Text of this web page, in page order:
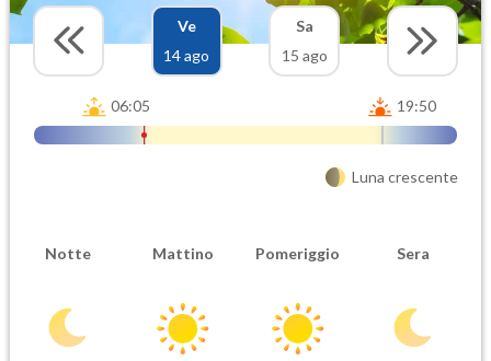
Ve
14 ago
Sa
15 ago
06:05 19:50
Luna crescente
Notte Mattino Pomeriggio Sera